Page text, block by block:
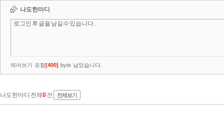
나도한마디
띄어쓰기 포함[400] byte 남았습니다.
나도한마디 전체 0건 전체보기